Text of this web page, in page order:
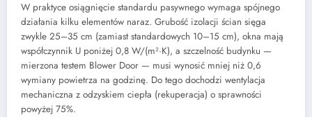
W praktyce osiągnięcie standardu pasywnego wymaga spójnego
działania kilku elementów naraz. Grubość izolacji ścian sięga
zwykle 25–35 cm (zamiast standardowych 10–15 cm), okna mają
współczynnik U poniżej 0,8 W/(m²·K), a szczelność budynku —
mierzona testem Blower Door — musi wynosić mniej niż 0,6
wymiany powietrza na godzinę. Do tego dochodzi wentylacja
mechaniczna z odzyskiem ciepła (rekuperacja) o sprawności
powyżej 75%.